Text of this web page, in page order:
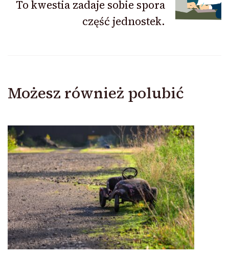
To kwestia zadaje sobie spora
część jednostek.
Możesz również polubić